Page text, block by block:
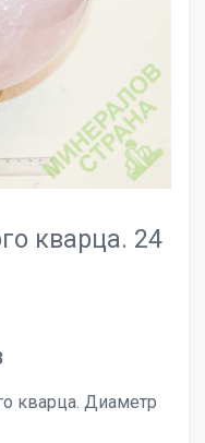
кварца. 24
кварца. Диаметр